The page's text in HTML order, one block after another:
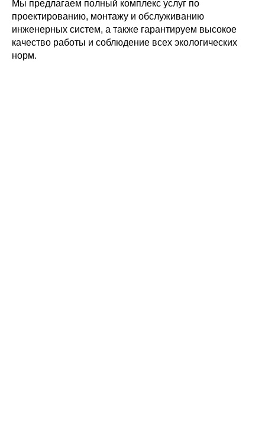
Мы предлагаем полный комплекс услуг по
проектированию, монтажу и обслуживанию
инженерных систем, а также гарантируем высокое
качество работы и соблюдение всех экологических
норм.